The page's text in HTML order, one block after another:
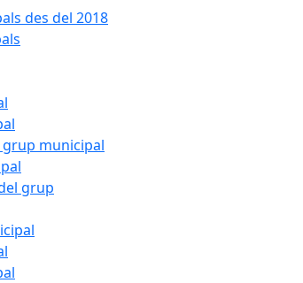
des del 2018
municipal
grup